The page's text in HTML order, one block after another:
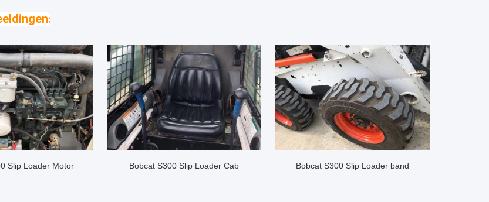
:
Slip Loader Motor Bobcat S300 Slip Loader Cab Bobcat S300 Slip Loader band